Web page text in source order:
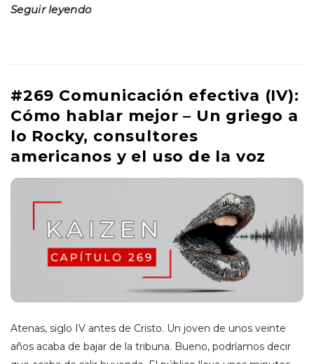
Seguir leyendo
#269 Comunicación efectiva (IV):
Cómo hablar mejor – Un griego a
lo Rocky, consultores
americanos y el uso de la voz
Atenas, siglo IV antes de Cristo. Un joven de unos veinte
años acaba de bajar de la tribuna. Bueno, podríamos decir